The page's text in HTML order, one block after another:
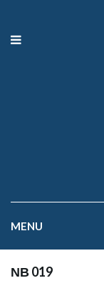
MENU
ΝΒ 019